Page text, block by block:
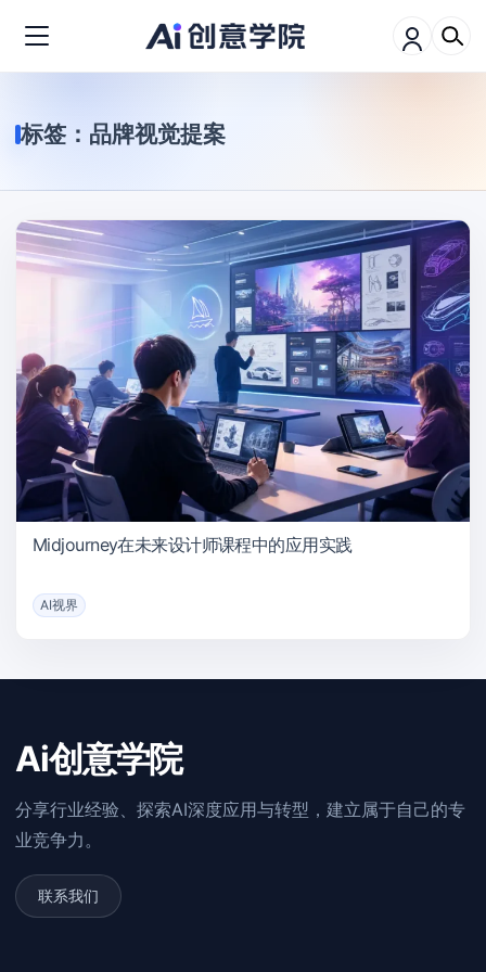
标签： 品牌视觉提案
Midjourney在未来设计师课程中的应用实践
AI视界
Ai创意学院
分享行业经验、探索AI深度应用与转型，建立属于自己的专
业竞争力。
联系我们